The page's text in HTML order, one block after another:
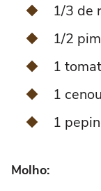
1/3 de
1/2
1
1
1
Molho: